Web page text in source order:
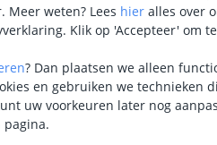
Meer weten? Lees hier alles over
Klik op 'Accepteer' om te
? Dan plaatsen we alleen
en gebruiken we technieken
uw voorkeuren later nog
pagina.